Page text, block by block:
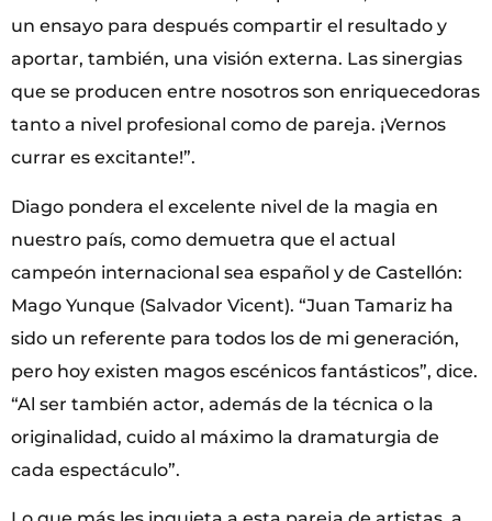
un ensayo para después compartir el resultado y
aportar, también, una visión externa. Las sinergias
que se producen entre nosotros son enriquecedoras
tanto a nivel profesional como de pareja. ¡Vernos
currar es excitante!”.
Diago pondera el excelente nivel de la magia en
nuestro país, como demuetra que el actual
campeón internacional sea español y de Castellón:
Mago Yunque (Salvador Vicent). “Juan Tamariz ha
sido un referente para todos los de mi generación,
pero hoy existen magos escénicos fantásticos”, dice.
“Al ser también actor, además de la técnica o la
originalidad, cuido al máximo la dramaturgia de
cada espectáculo”.